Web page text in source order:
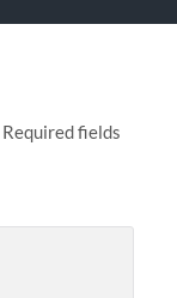
Required fields